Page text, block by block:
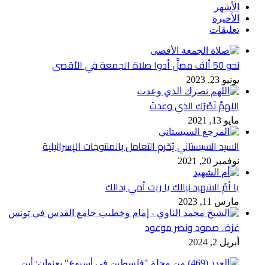
الأشهر
الأخيرة
تعليقات
نحو 50 ألف مصلٍّ أدوا صلاة الجمعة في الأقصى
يونيو 23, 2023
اللهمَّ نَصْرَك الذي وعدتَ
مايو 13, 2021
السيد السيستاني يُحّرم التعامل بالمنتوجات الإسرائيلية
نوفمبر 20, 2021
يا أمّ الشهيد نيالك يا ريت أمي بدالك
مارس 11, 2023
غزة.. صمود ونصر موعود
أبريل 2, 2024